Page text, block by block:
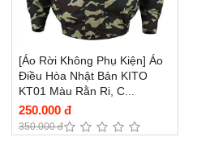
[Áo Rời Không Phụ Kiện] Áo
Điều Hòa Nhật Bản KITO
KT01 Màu Rằn Ri, C...
250.000 đ
350.000 đ